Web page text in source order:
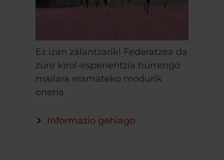
Ez izan zalantzarik! Federatzea da
zure kirol-esperientzia hurrengo
mailara eramateko modurik
onena
Informazio gehiago